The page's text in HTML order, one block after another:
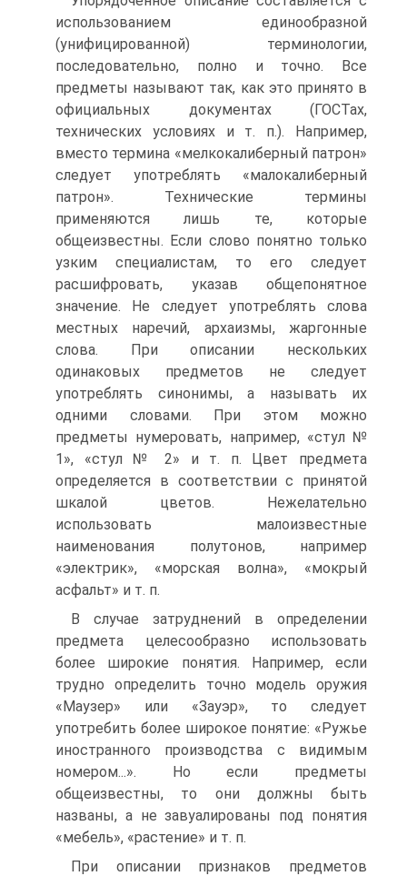
использованием единообразной
(унифицированной) терминологии,
последовательно, полно и точно. Все
предметы называют так, как это принято в
официальных документах (ГОСТах,
технических условиях и т. п.). Например,
вместо термина «мелкокалиберный патрон»
следует употреблять «малокалиберный
патрон». Технические термины
применяются лишь те, которые
общеизвестны. Если слово понятно только
узким специалистам, то его следует
расшифровать, указав общепонятное
значение. Не следует употреблять слова
местных наречий, архаизмы, жаргонные
слова. При описании нескольких
одинаковых предметов не следует
употреблять синонимы, а называть их
одними словами. При этом можно
предметы нумеровать, например, «стул №
1», «стул № 2» и т. п. Цвет предмета
определяется в соответствии с принятой
шкалой цветов. Нежелательно
использовать малоизвестные
наименования полутонов, например
«электрик», «морская волна», «мокрый
асфальт» и т. п.
В случае затруднений в определении
предмета целесообразно использовать
более широкие понятия. Например, если
трудно определить точно модель оружия
«Маузер» или «Зауэр», то следует
употребить более широкое понятие: «Ружье
иностранного производства с видимым
номером...». Но если предметы
общеизвестны, то они должны быть
названы, а не завуалированы под понятия
«мебель», «растение» и т. п.
При описании признаков предметов